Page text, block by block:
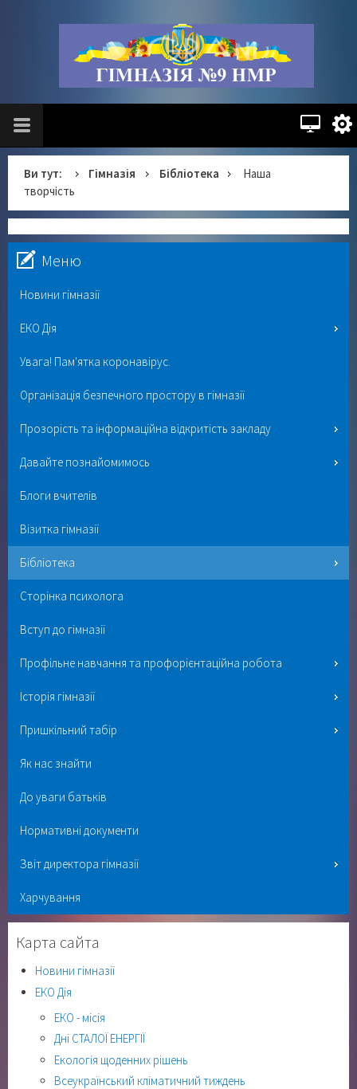
Ви тут: Гімназія Бібліотека
Наша
творчість
Меню
Новини гімназії
ЕКО Дія
Увага! Пам'ятка коронавірус.
Організація безпечного простору в гімназії
Прозорість та інформаційна відкритість закладу
Давайте познайомимось
Блоги вчителів
Візитка гімназії
Бібліотека
Сторінка психолога
Вступ до гімназії
Профільне навчання та профорієнтаційна робота
Історія гімназії
Пришкільний табір
Як нас знайти
До уваги батьків
Нормативні документи
Звіт директора гімназії
Харчування
Карта сайта
Новини гімназії
ЕКО Дія
ЕКО - місія
Дні СТАЛОЇ ЕНЕРГІЇ
Екологія щоденних рішень
Всеукраїнський кліматичний тиждень